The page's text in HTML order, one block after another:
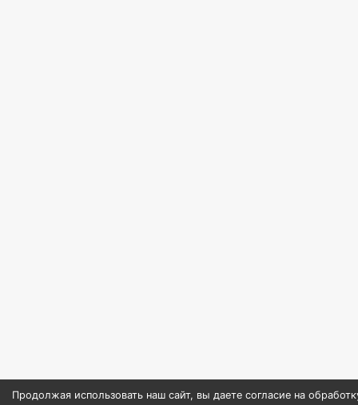
Продолжая использовать наш сайт, вы даете согласие на